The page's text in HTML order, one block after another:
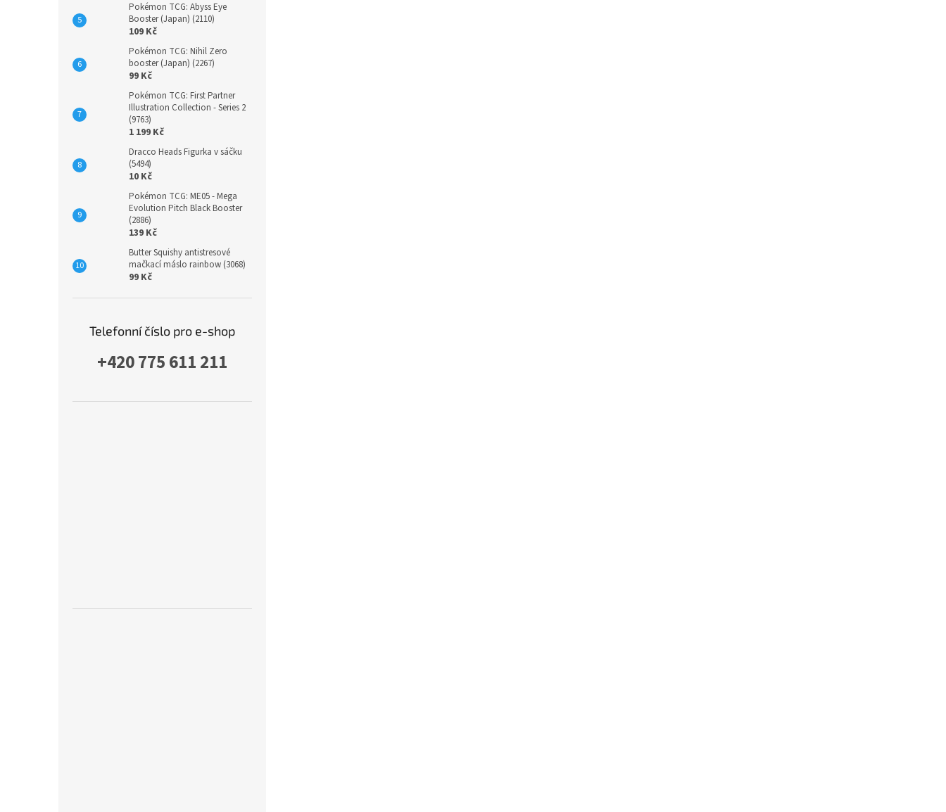
Pokémon TCG: Abyss Eye
Booster (Japan) (2110)
109 Kč
Pokémon TCG: Nihil Zero
booster (Japan) (2267)
99 Kč
Pokémon TCG: First Partner
Illustration Collection - Series 2
(9763)
1 199 Kč
Dracco Heads Figurka v sáčku
(5494)
10 Kč
Pokémon TCG: ME05 - Mega
Evolution Pitch Black Booster
(2886)
139 Kč
Butter Squishy antistresové
mačkací máslo rainbow (3068)
99 Kč
Telefonní číslo pro e-shop
+420 775 611 211